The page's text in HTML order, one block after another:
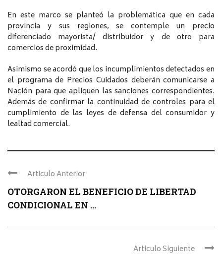
En este marco se planteó la problemática que en cada
provincia y sus regiones, se contemple un precio
diferenciado mayorista/ distribuidor y de otro para
comercios de proximidad.
Asimismo se acordó que los incumplimientos detectados en
el programa de Precios Cuidados deberán comunicarse a
Nación para que apliquen las sanciones correspondientes.
Además de confirmar la continuidad de controles para el
cumplimiento de las leyes de defensa del consumidor y
lealtad comercial.
Articulo Anterior
OTORGARON EL BENEFICIO DE LIBERTAD
CONDICIONAL EN ...
Articulo Siguiente